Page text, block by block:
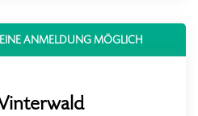
ANMELDUNG MÖGLICH